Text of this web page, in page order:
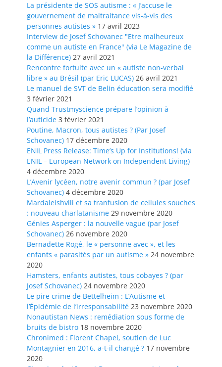
La présidente de SOS autisme : « J’accuse le
gouvernement de maltraitance vis-à-vis des
personnes autistes » 17 avril 2023
Interview de Josef Schovanec "Etre malheureux
comme un autiste en France" (via Le Magazine de
la Différence) 27 avril 2021
Rencontre fortuite avec un « autiste non-verbal
libre » au Brésil (par Eric LUCAS) 26 avril 2021
Le manuel de SVT de Belin éducation sera modifié
3 février 2021
Quand Trustmyscience prépare l’opinion à
l’auticide 3 février 2021
Poutine, Macron, tous autistes ? (Par Josef
Schovanec) 17 décembre 2020
ENIL Press Release: Time’s Up for Institutions! (via
ENIL – European Network on Independent Living)
4 décembre 2020
L’Avenir lycéen, notre avenir commun ? (par Josef
Schovanec) 4 décembre 2020
Mardaleishvili et sa tranfusion de cellules souches
: nouveau charlatanisme 29 novembre 2020
Génies Asperger : la nouvelle vague (par Josef
Schovanec) 26 novembre 2020
Bernadette Rogé, le « personne avec », et les
enfants « parasités par un autisme » 24 novembre
2020
Hamsters, enfants autistes, tous cobayes ? (par
Josef Schovanec) 24 novembre 2020
Le pire crime de Bettelheim : L’Autisme et
l’Épidémie de l’irresponsabilité 23 novembre 2020
Nonautistan News : remédiation sous forme de
bruits de bistro 18 novembre 2020
Chronimed : Florent Chapel, soutien de Luc
Montagnier en 2016, a-t-il changé ? 17 novembre
2020